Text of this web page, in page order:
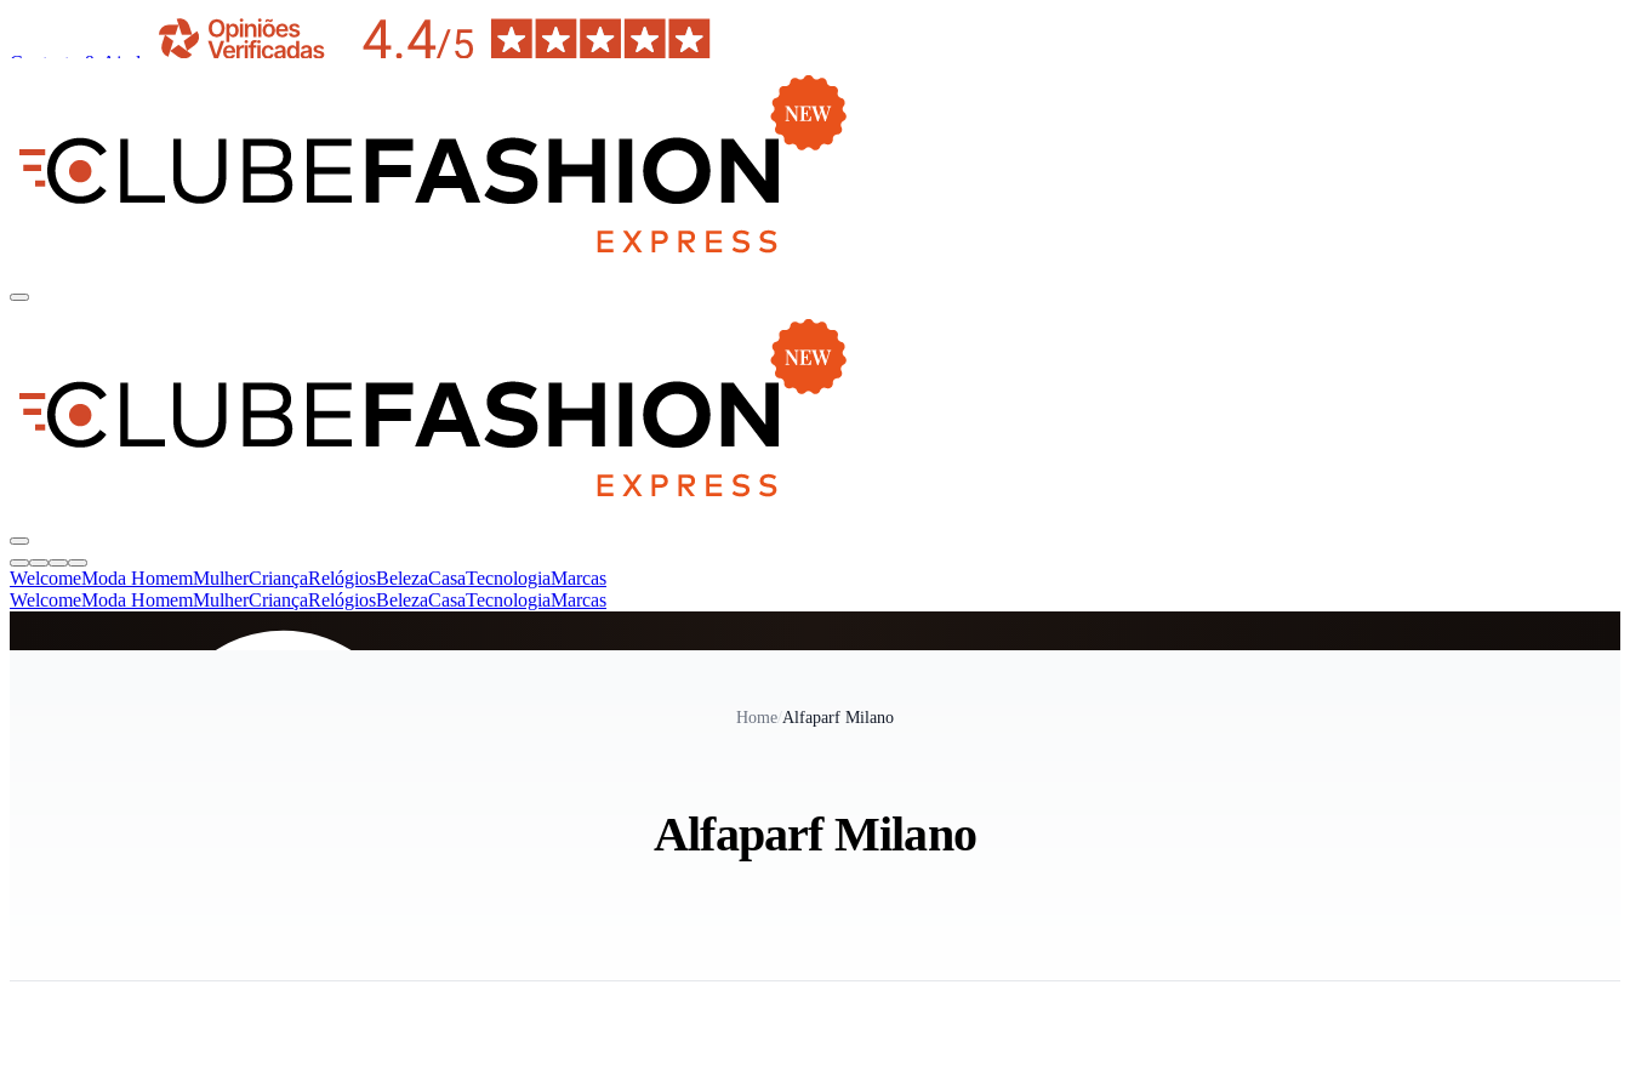
Contacto & Ajuda
WelcomeModa HomemMulherCriançaRelógiosBelezaCasaTecnologiaMarcas
WelcomeModa HomemMulherCriançaRelógiosBelezaCasaTecnologiaMarcas
Home/Alfaparf Milano
Alfaparf Milano